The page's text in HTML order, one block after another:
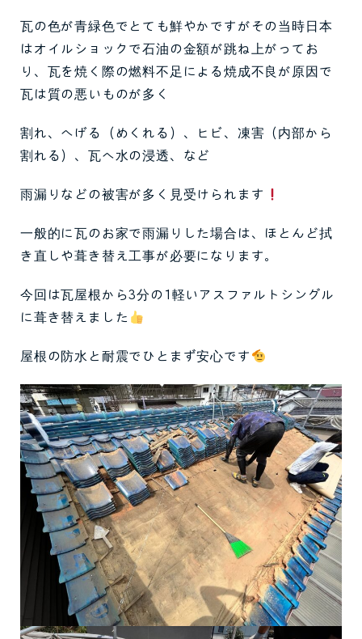
瓦の色が青緑色でとても鮮やかですがその当時日本
はオイルショックで石油の金額が跳ね上がってお
り、瓦を焼く際の燃料不足による焼成不良が原因で
瓦は質の悪いものが多く
割れ、へげる（めくれる）、ヒビ、凍害（内部から
割れる）、瓦へ水の浸透、など
雨漏りなどの被害が多く見受けられます
一般的に瓦のお家で雨漏りした場合は、ほとんど拭
き直しや葺き替え工事が必要になります。
今回は瓦屋根から3分の1軽いアスファルトシングル
に葺き替えました
屋根の防水と耐震でひとまず安心です